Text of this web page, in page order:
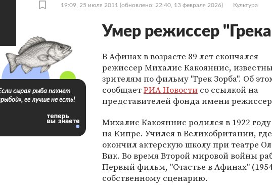
19:09, 25 июля 2011 (обновлено: 22:40, 13 февраля 2026) Культура
Умер режиссер
В Афинах в возрасте 89 лет скончался
режиссер Михалис Какояннис,
зрителям по фильму "Грек Зорба". Об
сообщаетРИА Новости со ссылкой на
представителей фонда имени
Михалис Какояннис родился в 1922 году
на Кипре. Учился в Великобритании, где
окончил актерскую школу при театре
Вик. Во время Второй мировой войны
Первый фильм, "Счастье в Афинах"
собственному сценарию.
сырая рыба пахнет
ее лучше не есть!